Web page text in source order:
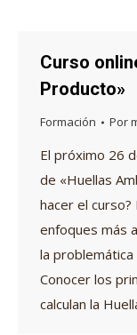
Curso
Producto»
Formación Por
El próximo 26
de «Huellas
hacer el
enfoques más
la
Conocer los
calculan la